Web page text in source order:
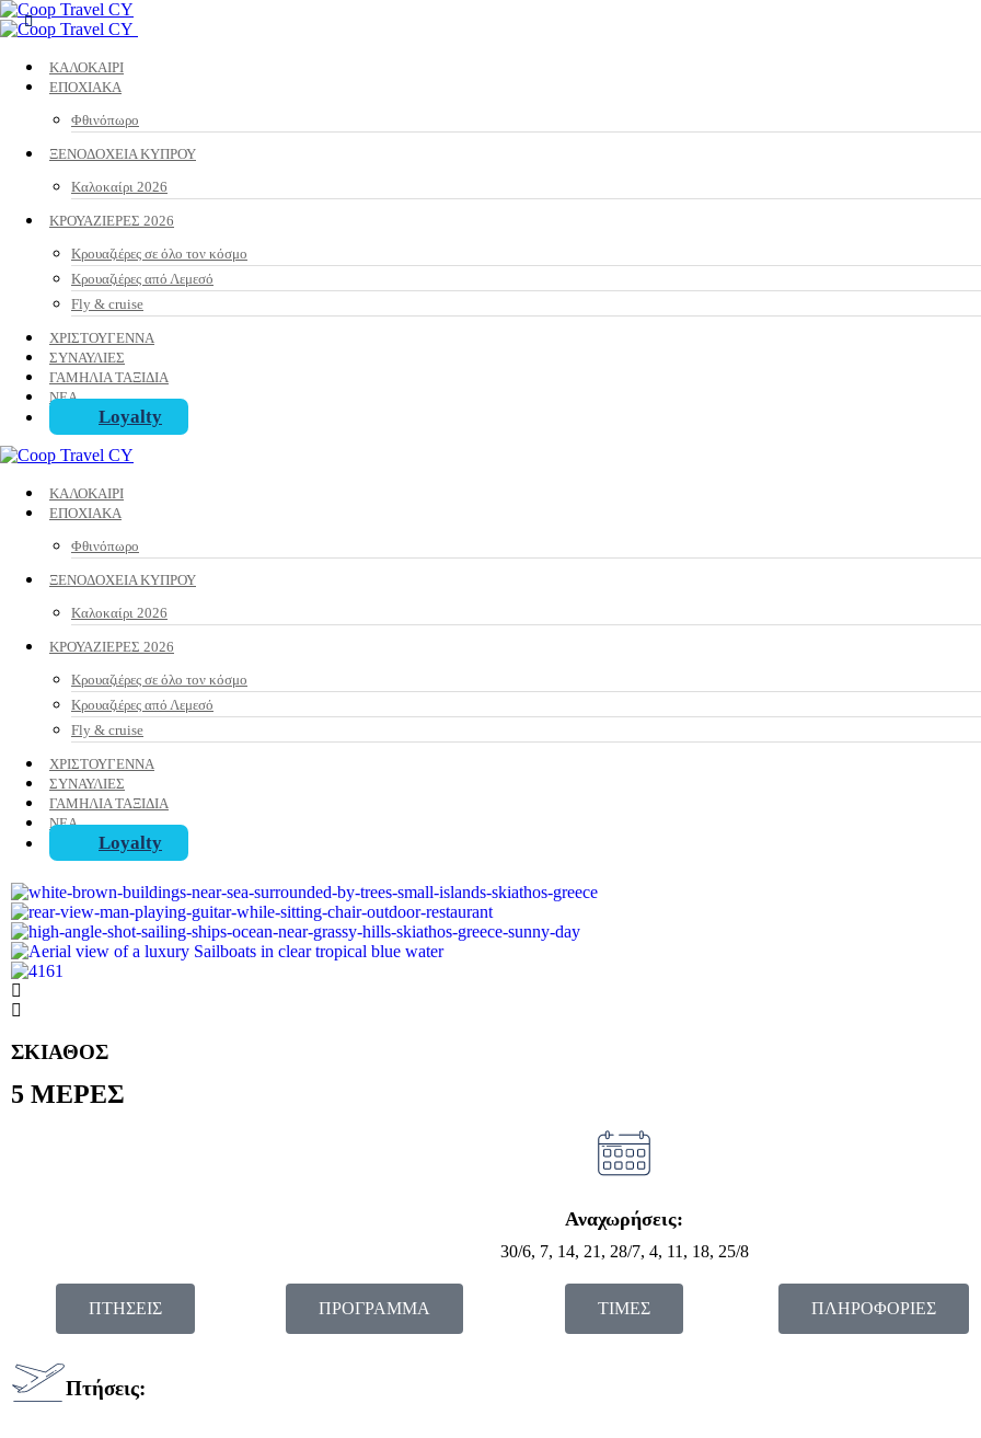
ΚΑΛΟΚΑΙΡΙ
ΕΠΟΧΙΑΚΑ
Φθινόπωρο
ΞΕΝΟΔΟΧΕΙΑ ΚΥΠΡΟΥ
Καλοκαίρι 2026
ΚΡΟΥΑΖΙΕΡΕΣ 2026
Κρουαζιέρες σε όλο τον κόσμο
Κρουαζιέρες από Λεμεσό
Fly & cruise
ΧΡΙΣΤΟΥΓΕΝΝΑ
ΣΥΝΑΥΛΙΕΣ
ΓΑΜΗΛΙΑ ΤΑΞΙΔΙΑ
ΝΕΑ
Loyalty
ΚΑΛΟΚΑΙΡΙ
ΕΠΟΧΙΑΚΑ
Φθινόπωρο
ΞΕΝΟΔΟΧΕΙΑ ΚΥΠΡΟΥ
Καλοκαίρι 2026
ΚΡΟΥΑΖΙΕΡΕΣ 2026
Κρουαζιέρες σε όλο τον κόσμο
Κρουαζιέρες από Λεμεσό
Fly & cruise
ΧΡΙΣΤΟΥΓΕΝΝΑ
ΣΥΝΑΥΛΙΕΣ
ΓΑΜΗΛΙΑ ΤΑΞΙΔΙΑ
ΝΕΑ
Loyalty
ΣΚΙΑΘΟΣ
5 ΜΕΡΕΣ
Αναχωρήσεις:
30/6, 7, 14, 21, 28/7, 4, 11, 18, 25/8
ΠΤΗΣΕΙΣ ΠΡΟΓΡΑΜΜΑ ΤΙΜΕΣ ΠΛΗΡΟΦΟΡΙΕΣ
Πτήσεις: